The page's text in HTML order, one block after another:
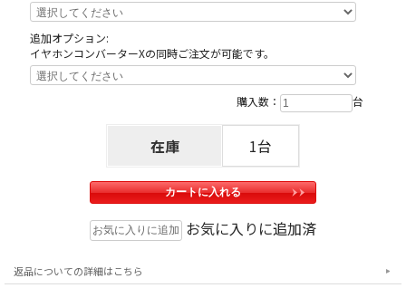
追加オプション:
イヤホンコンバーターXの同時ご注文が可能です。
購入数： 台
在庫 1台
お気に入りに追加済
返品についての詳細はこちら